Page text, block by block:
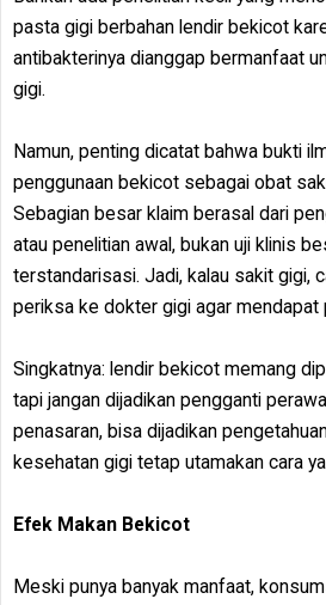
pasta gigi berbahan lendir bekicot
antibakterinya dianggap bermanfaat
gigi.
Namun, penting dicatat bahwa bukti
penggunaan bekicot sebagai obat
Sebagian besar klaim berasal dari
atau penelitian awal, bukan uji klinis
terstandarisasi. Jadi, kalau sakit gigi,
periksa ke dokter gigi agar mendapat
Singkatnya: lendir bekicot memang
tapi jangan dijadikan pengganti
penasaran, bisa dijadikan
kesehatan gigi tetap utamakan cara
Efek Makan Bekicot
Meski punya banyak manfaat,